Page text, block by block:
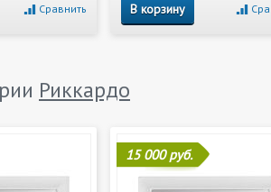
Сравнить В корзину
Риккардо
15 000 руб.